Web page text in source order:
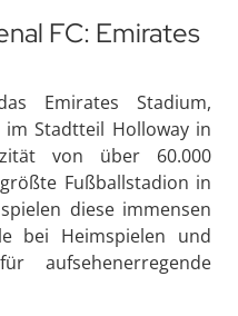
FC: Emirates
Emirates Stadium,
im Stadtteil Holloway in
von über 60.000
Fußballstadion in
diese immensen
bei Heimspielen und
aufsehenerregende